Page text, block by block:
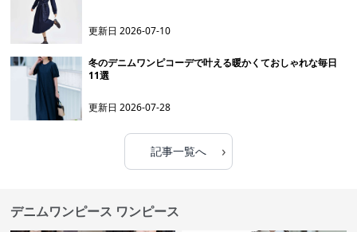
更新日2026-07-10
冬のデニムワンピコーデで叶える暖かくておしゃれな毎日
11選
更新日2026-07-28
記事一覧へ ›
デニムワンピース ワンピース